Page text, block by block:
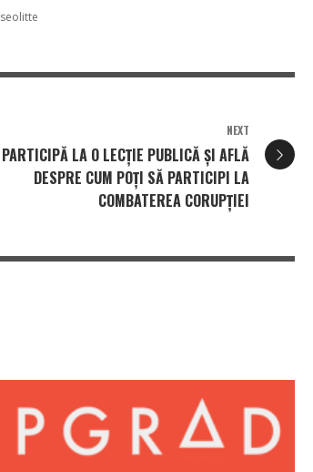
seolitte
NEXT
PARTICIPĂ LA O LECȚIE PUBLICĂ ȘI AFLĂ
DESPRE CUM POȚI SĂ PARTICIPI LA
COMBATEREA CORUPȚIEI